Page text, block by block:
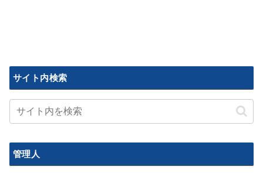
サイト内検索
管理人